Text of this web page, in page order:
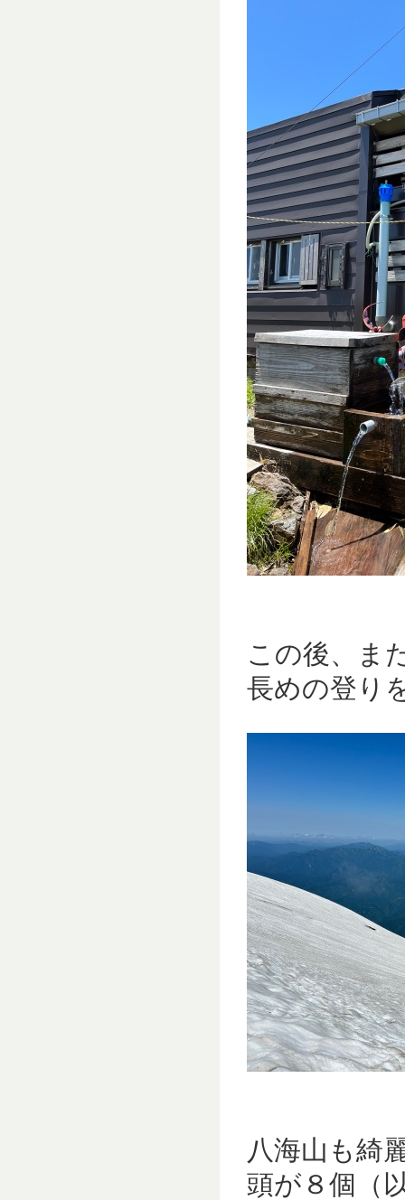
この後、ま
長めの登り
八海山も綺
頭が８個（